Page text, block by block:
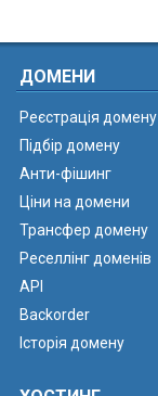
ДОМЕНИ
Реєстрація домену
Підбір домену
Анти-фішинг
Ціни на домени
Трансфер домену
Реселлінг доменів
API
Backorder
Історія домену